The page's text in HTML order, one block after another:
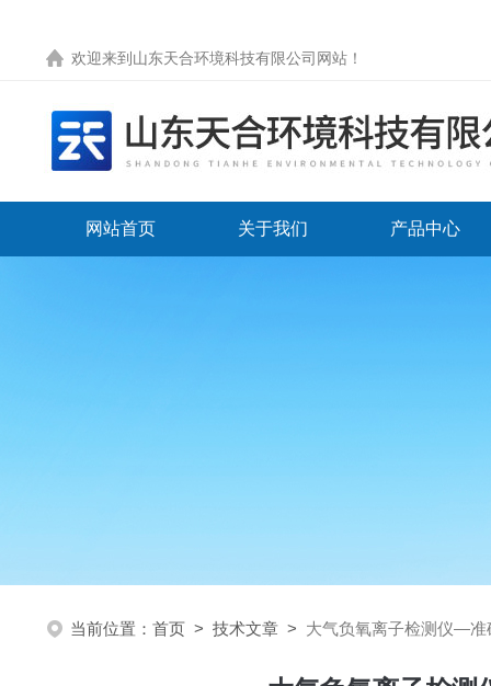
欢迎来到 山东天合环境科技有限公司网站 ！
网站首页 关于我们 产品中心
当前位置： 首页 > 技术文章 > 大气负氧离子检测仪—准